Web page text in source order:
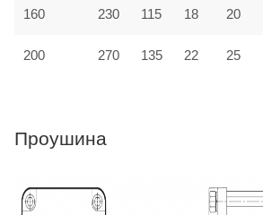
160 230 115 18 20
200 270 135 22 25
Проушина